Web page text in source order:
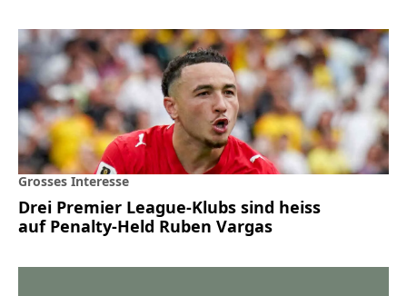
Grosses Interesse
Drei Premier League-Klubs sind heiss
auf Penalty-Held Ruben Vargas